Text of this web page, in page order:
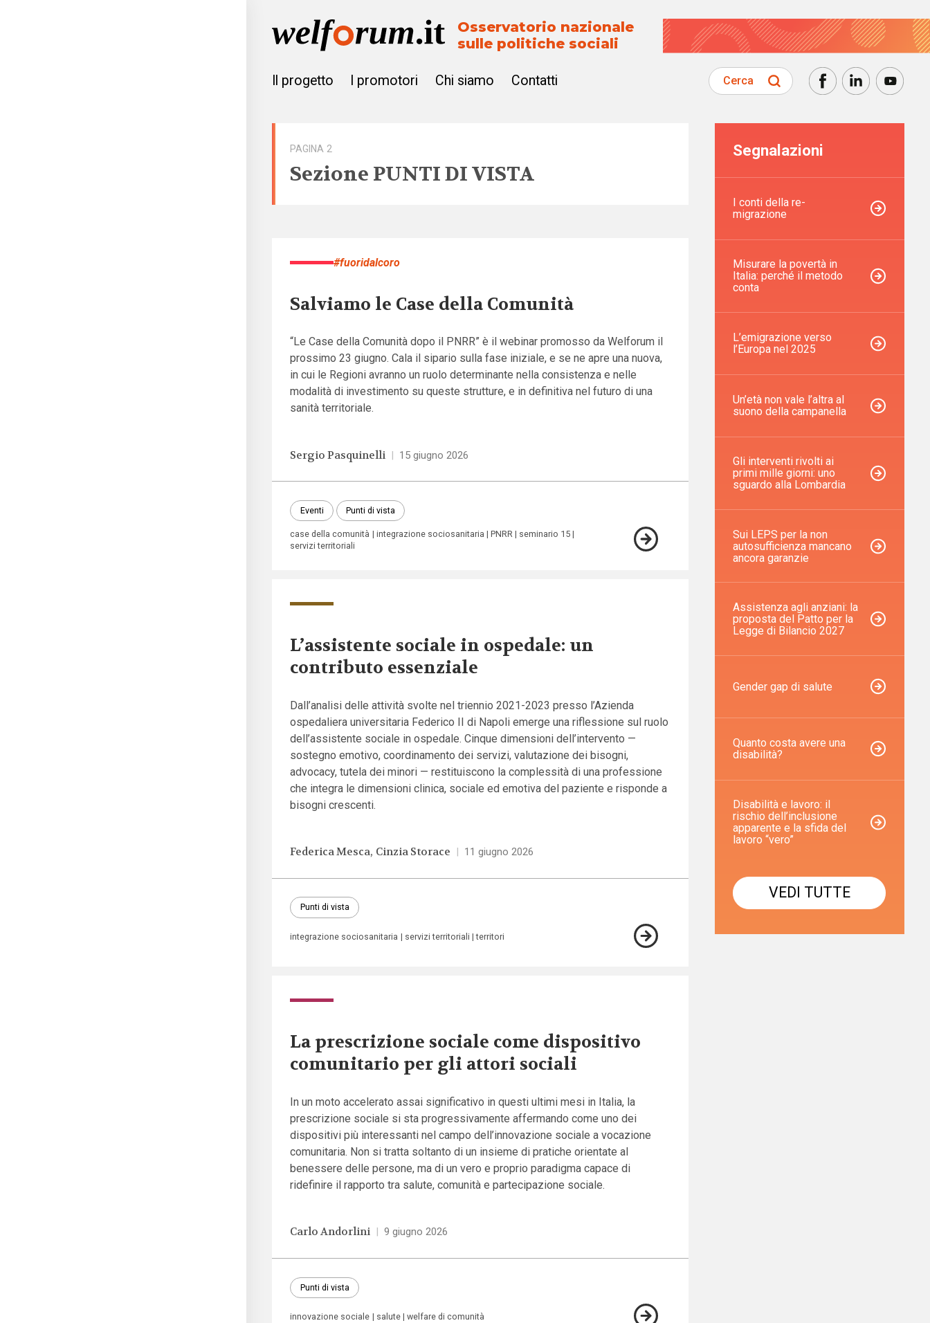
Osservatorio nazionale
sulle politiche sociali
Il progetto I promotori Chi siamo Contatti Cerca
PAGINA 2
Sezione PUNTI DI VISTA
#fuoridalcoro
Salviamo le Case della Comunità
“Le Case della Comunità dopo il PNRR” è il webinar promosso da Welforum il
prossimo 23 giugno. Cala il sipario sulla fase iniziale, e se ne apre una nuova,
in cui le Regioni avranno un ruolo determinante nella consistenza e nelle
modalità di investimento su queste strutture, e in definitiva nel futuro di una
sanità territoriale.
Sergio Pasquinelli | 15 giugno 2026
Eventi Punti di vista
case della comunità integrazione sociosanitaria PNRR
seminario 15
servizi territoriali
L’assistente sociale in ospedale: un
contributo essenziale
Dall’analisi delle attività svolte nel triennio 2021-2023 presso l’Azienda
ospedaliera universitaria Federico II di Napoli emerge una riflessione sul ruolo
dell’assistente sociale in ospedale. Cinque dimensioni dell’intervento —
sostegno emotivo, coordinamento dei servizi, valutazione dei bisogni,
advocacy, tutela dei minori — restituiscono la complessità di una professione
che integra le dimensioni clinica, sociale ed emotiva del paziente e risponde a
bisogni crescenti.
Federica Mesca Cinzia Storace | 11 giugno 2026
Punti di vista
integrazione sociosanitaria servizi territoriali territori
La prescrizione sociale come dispositivo
comunitario per gli attori sociali
In un moto accelerato assai significativo in questi ultimi mesi in Italia, la
prescrizione sociale si sta progressivamente affermando come uno dei
dispositivi più interessanti nel campo dell’innovazione sociale a vocazione
comunitaria. Non si tratta soltanto di un insieme di pratiche orientate al
benessere delle persone, ma di un vero e proprio paradigma capace di
ridefinire il rapporto tra salute, comunità e partecipazione sociale.
Carlo Andorlini | 9 giugno 2026
Punti di vista
innovazione sociale salute welfare di comunità
Segnalazioni
I conti della re-
migrazione
Misurare la povertà in
Italia: perché il metodo
conta
L’emigrazione verso
l’Europa nel 2025
Un’età non vale l’altra al
suono della campanella
Gli interventi rivolti ai
primi mille giorni: uno
sguardo alla Lombardia
Sui LEPS per la non
autosufficienza mancano
ancora garanzie
Assistenza agli anziani: la
proposta del Patto per la
Legge di Bilancio 2027
Gender gap di salute
Quanto costa avere una
disabilità?
Disabilità e lavoro: il
rischio dell’inclusione
apparente e la sfida del
lavoro “vero”
VEDI TUTTE